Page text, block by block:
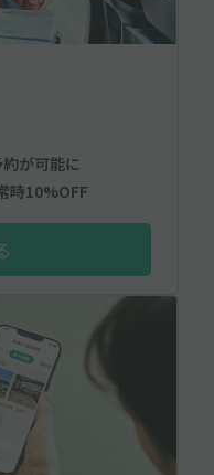
が可能に
時10%OFF